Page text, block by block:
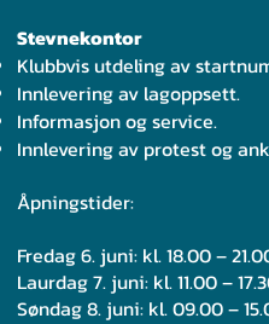
Stevnekontor
Klubbvis utdeling av
Innlevering av lagoppsett.
Informasjon og service.
Innlevering av protest og
Åpningstider:
Fredag 6. juni: kl. 18.00 –
Laurdag 7. juni: kl. 11.00 –
Søndag 8. juni: kl. 09.00 –